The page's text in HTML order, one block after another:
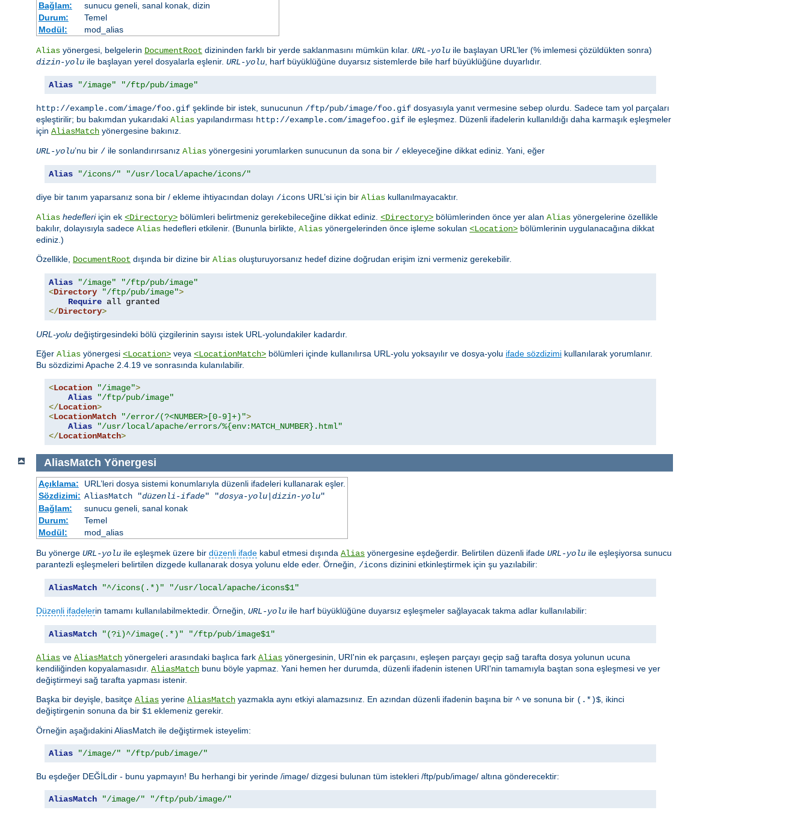
Bağlam:
sunucu geneli, sanal konak, dizin
Durum:
Temel
Modül:
mod_alias
Alias yönergesi, belgelerin DocumentRoot dizininden farklı bir yerde saklanmasını mümkün kılar. URL-yolu ile başlayan URL’ler (% imlemesi çözüldükten sonra)
dizin-yolu ile başlayan yerel dosyalarla eşlenir. URL-yolu, harf büyüklüğüne duyarsız sistemlerde bile harf büyüklüğüne duyarlıdır.
Alias "/image" "/ftp/pub/image"
http://example.com/image/foo.gif şeklinde bir istek, sunucunun /ftp/pub/image/foo.gif dosyasıyla yanıt vermesine sebep olurdu. Sadece tam yol parçaları
eşleştirilir; bu bakımdan yukarıdaki Alias yapılandırması http://example.com/imagefoo.gif ile eşleşmez. Düzenli ifadelerin kullanıldığı daha karmaşık eşleşmeler
için AliasMatch yönergesine bakınız.
URL-yolu’nu bir / ile sonlandırırsanız Alias yönergesini yorumlarken sunucunun da sona bir / ekleyeceğine dikkat ediniz. Yani, eğer
Alias "/icons/" "/usr/local/apache/icons/"
diye bir tanım yaparsanız sona bir / ekleme ihtiyacından dolayı /icons URL’si için bir Alias kullanılmayacaktır.
Alias hedefleriiçin ek <Directory> bölümleri belirtmeniz gerekebileceğine dikkat ediniz. <Directory> bölümlerinden önce yer alan Alias yönergelerine özellikle
bakılır, dolayısıyla sadece Alias hedefleri etkilenir. (Bununla birlikte, Alias yönergelerinden önce işleme sokulan <Location> bölümlerinin uygulanacağına dikkat
ediniz.)
Özellikle, DocumentRoot dışında bir dizine bir Alias oluşturuyorsanız hedef dizine doğrudan erişim izni vermeniz gerekebilir.
Alias "/image"
"/ftp/pub/image"
<Directory "/ftp/pub/image">
Require
</Directory>
URL-yolu değiştirgesindeki bölü çizgilerinin sayısı istek URL-yolundakiler kadardır.
Eğer Alias yönergesi <Location> veya <LocationMatch> bölümleri içinde kullanılırsa URL-yolu yoksayılır ve dosya-yolu ifade sözdizimi kullanılarak yorumlanır.
Bu sözdizimi Apache 2.4.19 ve sonrasında kulanılabilir.
<Location "/image">
Alias
"/ftp/pub/image"
</Location>
<LocationMatch "/error/(?<NUMBER>[0-9]+)">
Alias
"/usr/local/apache/errors/%{env:MATCH_NUMBER}.html"
</LocationMatch>
AliasMatch Yönergesi
Açıklama:
URL’leri dosya sistemi konumlarıyla düzenli ifadeleri kullanarak eşler.
Sözdizimi: AliasMatch "düzenli-ifade" "dosya-yolu| dizin-yolu"
Bağlam:
sunucu geneli, sanal konak
Durum:
Temel
Modül:
mod_alias
Bu yönerge URL-yolu ile eşleşmek üzere bir düzenli ifade kabul etmesi dışında Alias yönergesine eşdeğerdir. Belirtilen düzenli ifade URL-yolu ile eşleşiyorsa sunucu
parantezli eşleşmeleri belirtilen dizgede kullanarak dosya yolunu elde eder. Örneğin, /icons dizinini etkinleştirmek için şu yazılabilir:
AliasMatch "^/icons(.*)" "/usr/local/apache/icons$1"
Düzenli ifadelerin tamamı kullanılabilmektedir. Örneğin, URL-yolu ile harf büyüklüğüne duyarsız eşleşmeler sağlayacak takma adlar kullanılabilir:
AliasMatch "(?i)^/image(.*)" "/ftp/pub/image$1"
Alias ve AliasMatch yönergeleri arasındaki başlıca fark Alias yönergesinin, URI'nin ek parçasını, eşleşen parçayı geçip sağ tarafta dosya yolunun ucuna
kendiliğinden kopyalamasıdır. AliasMatch bunu böyle yapmaz. Yani hemen her durumda, düzenli ifadenin istenen URI'nin tamamıyla baştan sona eşleşmesi ve yer
değiştirmeyi sağ tarafta yapması istenir.
Başka bir deyişle, basitçe Alias yerine AliasMatch yazmakla aynı etkiyi alamazsınız. En azından düzenli ifadenin başına bir ^ ve sonuna bir (.*)$ , ikinci
değiştirgenin sonuna da bir $1 eklemeniz gerekir.
Örneğin aşağıdakini AliasMatch ile değiştirmek isteyelim:
Alias "/image/" "/ftp/pub/image/"
Bu eşdeğer DEĞİLdir - bunu yapmayın! Bu herhangi bir yerinde /image/ dizgesi bulunan tüm istekleri /ftp/pub/image/ altına gönderecektir:
AliasMatch "/image/" "/ftp/pub/image/"